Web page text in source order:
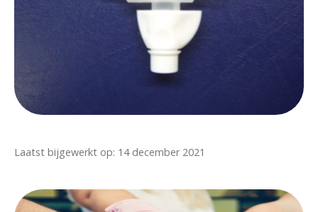
Laatst bijgewerkt op: 14 december 2021